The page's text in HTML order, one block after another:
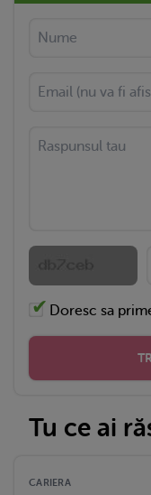
Doresc sa
Tu ce ai
CARIERA